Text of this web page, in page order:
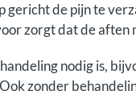
gericht de pijn te
zorgt dat de aften
nodig is,
zonder